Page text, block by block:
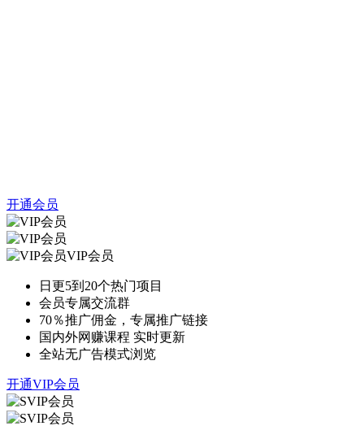
开通会员
VIP会员
日更5到20个热门项目
会员专属交流群
70％推广佣金，专属推广链接
国内外网赚课程 实时更新
全站无广告模式浏览
开通VIP会员